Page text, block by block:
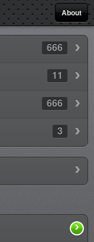
About
666
11
666
3